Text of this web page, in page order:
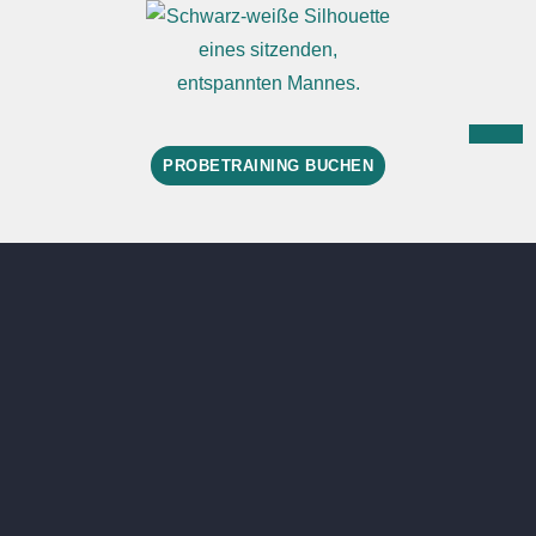
PROBETRAINING BUCHEN